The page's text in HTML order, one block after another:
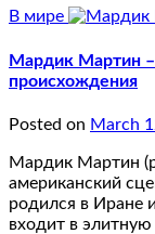
В мире
Мардик Мартин –
происхождения
Posted on March
Мардик Мартин
американский
родился в Иране
входит в элитную